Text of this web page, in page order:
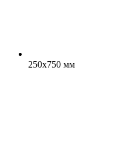
250x750 мм